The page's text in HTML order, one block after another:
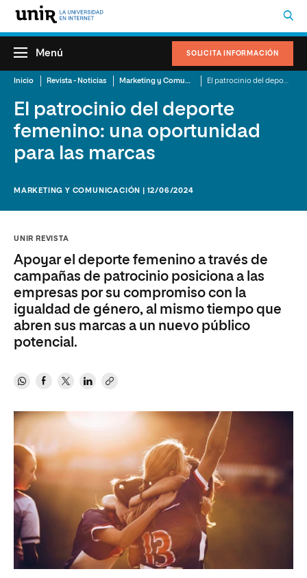
SOLICITA INFORMACIÓN
Menú
Inicio Revista - Noticias Marketing y Comunicación
El patrocinio del deporte
femenino: una oportunidad
para las marcas
MARKETING Y COMUNICACIÓN | 12/06/2024
UNIR REVISTA
Apoyar el deporte femenino a través de
campañas de patrocinio posiciona a las
empresas por su compromiso con la
igualdad de género, al mismo tiempo que
abren sus marcas a un nuevo público
potencial.